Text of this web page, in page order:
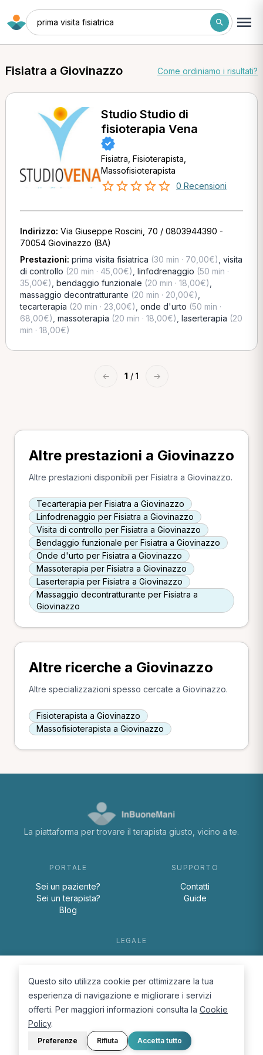
prima visita fisiatrica
Fisiatra a Giovinazzo Come ordiniamo i risultati?
Studio Studio di
fisioterapia Vena
Fisiatra, Fisioterapista,
Massofisioterapista
0 Recensioni
Indirizzo: Via Giuseppe Roscini, 70 / 0803944390 -
70054 Giovinazzo (BA)
Prestazioni: prima visita fisiatrica (30 min · 70,00€) visita
di controllo (20 min · 45,00€) linfodrenaggio (50 min ·
35,00€) bendaggio funzionale (20 min · 18,00€)
massaggio decontratturante (20 min · 20,00€)
tecarterapia (20 min · 23,00€) onde d'urto (50 min ·
68,00€) massoterapia (20 min · 18,00€) laserterapia (20
min · 18,00€)
← 1 / 1 →
Altre prestazioni a Giovinazzo
Altre prestazioni disponibili per Fisiatra a Giovinazzo.
Tecarterapia per Fisiatra a Giovinazzo
Linfodrenaggio per Fisiatra a Giovinazzo
Visita di controllo per Fisiatra a Giovinazzo
Bendaggio funzionale per Fisiatra a Giovinazzo
Onde d'urto per Fisiatra a Giovinazzo
Massoterapia per Fisiatra a Giovinazzo
Laserterapia per Fisiatra a Giovinazzo
Massaggio decontratturante per Fisiatra a
Giovinazzo
Altre ricerche a Giovinazzo
Altre specializzazioni spesso cercate a Giovinazzo.
Fisioterapista a Giovinazzo
Massofisioterapista a Giovinazzo
La piattaforma per trovare il terapista giusto, vicino a te.
PORTALE
Sei un paziente?
Sei un terapista?
Blog
SUPPORTO
Contatti
Guide
LEGALE
Cookie Policy
Questo sito utilizza cookie per ottimizzare la tua
esperienza di navigazione e migliorare i servizi
offerti. Per maggiori informazioni consulta la Cookie
Policy.
Preferenze Rifiuta Accetta tutto